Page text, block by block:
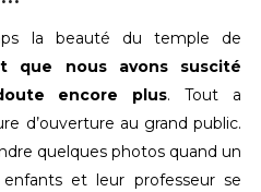
la beauté du temple de
que nous avons suscité
encore plus. Tout a
d’ouverture au grand public.
quelques photos quand un
et leur professeur se